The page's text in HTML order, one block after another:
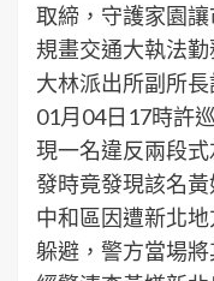
取締，守護家園
規畫交通大執法勤
大林派出所副所
01月04日17時許
現一名違反兩段
發時竟發現該名
中和區因遭新北
躲避，警方當場